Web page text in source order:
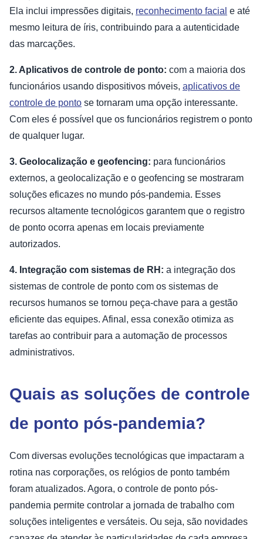
Ela inclui impressões digitais, reconhecimento facial e até
mesmo leitura de íris, contribuindo para a autenticidade
das marcações.
2. Aplicativos de controle de ponto: com a maioria dos
funcionários usando dispositivos móveis, aplicativos de
controle de ponto se tornaram uma opção interessante.
Com eles é possível que os funcionários registrem o ponto
de qualquer lugar.
3. Geolocalização e geofencing: para funcionários
externos, a geolocalização e o geofencing se mostraram
soluções eficazes no mundo pós-pandemia. Esses
recursos altamente tecnológicos garantem que o registro
de ponto ocorra apenas em locais previamente
autorizados.
4. Integração com sistemas de RH: a integração dos
sistemas de controle de ponto com os sistemas de
recursos humanos se tornou peça-chave para a gestão
eficiente das equipes. Afinal, essa conexão otimiza as
tarefas ao contribuir para a automação de processos
administrativos.
Quais as soluções de controle
de ponto pós-pandemia?
Com diversas evoluções tecnológicas que impactaram a
rotina nas corporações, os relógios de ponto também
foram atualizados. Agora, o controle de ponto pós-
pandemia permite controlar a jornada de trabalho com
soluções inteligentes e versáteis. Ou seja, são novidades